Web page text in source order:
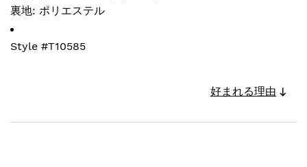
裏地: ポリエステル
Style #T10585
好まれる理由